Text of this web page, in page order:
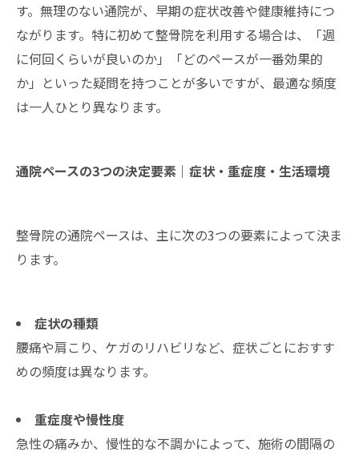
す。無理のない通院が、早期の症状改善や健康維持につ
ながります。特に初めて整骨院を利用する場合は、「週
に何回くらいが良いのか」「どのペースが一番効果的
か」といった疑問を持つことが多いですが、最適な頻度
は一人ひとり異なります。
通院ペースの3つの決定要素｜症状・重症度・生活環境
整骨院の通院ペースは、主に次の3つの要素によって決ま
ります。
症状の種類
腰痛や肩こり、ケガのリハビリなど、症状ごとにおすす
めの頻度は異なります。
重症度や慢性度
急性の痛みか、慢性的な不調かによって、施術の間隔の